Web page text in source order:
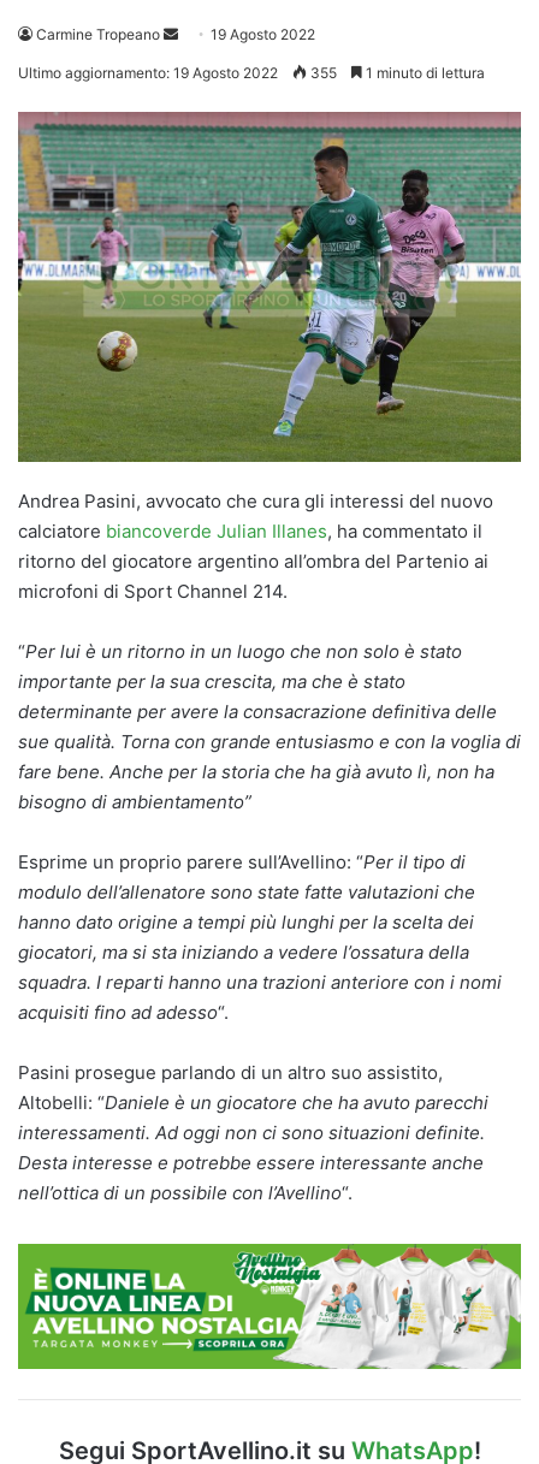
Carmine Tropeano
Invia 19 Agosto 2022
Ultimo aggiornamento: 19 Agosto 2022 355 1 minuto di lettura
Andrea Pasini, avvocato che cura gli interessi del nuovo
calciatore biancoverde Julian Illanes, ha commentato il
ritorno del giocatore argentino all’ombra del Partenio ai
microfoni di Sport Channel 214.
“Per lui è un ritorno in un luogo che non solo è stato
importante per la sua crescita, ma che è stato
determinante per avere la consacrazione definitiva delle
sue qualità. Torna con grande entusiasmo e con la voglia di
fare bene. Anche per la storia che ha già avuto lì, non ha
bisogno di ambientamento”
Esprime un proprio parere sull’Avellino: “Per il tipo di
modulo dell’allenatore sono state fatte valutazioni che
hanno dato origine a tempi più lunghi per la scelta dei
giocatori, ma si sta iniziando a vedere l’ossatura della
squadra. I reparti hanno una trazioni anteriore con i nomi
acquisiti fino ad adesso“.
Pasini prosegue parlando di un altro suo assistito,
Altobelli: “Daniele è un giocatore che ha avuto parecchi
interessamenti. Ad oggi non ci sono situazioni definite.
Desta interesse e potrebbe essere interessante anche
nell’ottica di un possibile con l’Avellino“.
Segui SportAvellino.it su WhatsApp!